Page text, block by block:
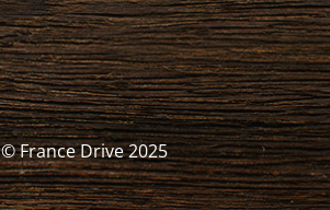
© France Drive 2025